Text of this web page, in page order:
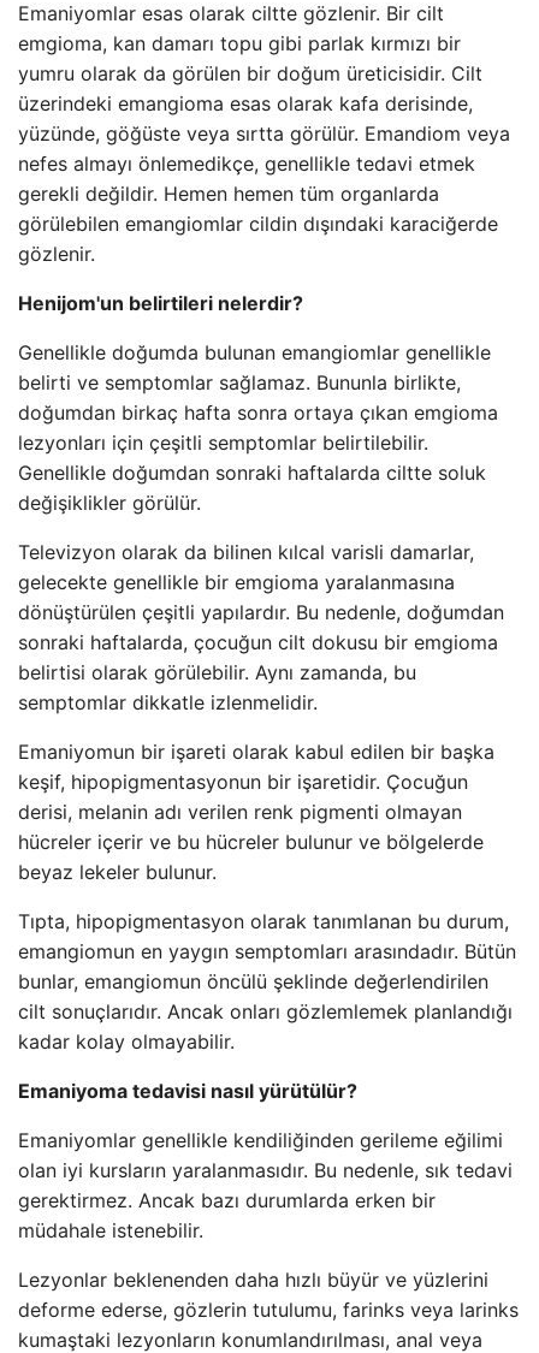
Emaniyomlar esas olarak ciltte gözlenir. Bir cilt
emgioma, kan damarı topu gibi parlak kırmızı bir
yumru olarak da görülen bir doğum üreticisidir. Cilt
üzerindeki emangioma esas olarak kafa derisinde,
yüzünde, göğüste veya sırtta görülür. Emandiom veya
nefes almayı önlemedikçe, genellikle tedavi etmek
gerekli değildir. Hemen hemen tüm organlarda
görülebilen emangiomlar cildin dışındaki karaciğerde
gözlenir.
Henijom'un belirtileri nelerdir?
Genellikle doğumda bulunan emangiomlar genellikle
belirti ve semptomlar sağlamaz. Bununla birlikte,
doğumdan birkaç hafta sonra ortaya çıkan emgioma
lezyonları için çeşitli semptomlar belirtilebilir.
Genellikle doğumdan sonraki haftalarda ciltte soluk
değişiklikler görülür.
Televizyon olarak da bilinen kılcal varisli damarlar,
gelecekte genellikle bir emgioma yaralanmasına
dönüştürülen çeşitli yapılardır. Bu nedenle, doğumdan
sonraki haftalarda, çocuğun cilt dokusu bir emgioma
belirtisi olarak görülebilir. Aynı zamanda, bu
semptomlar dikkatle izlenmelidir.
Emaniyomun bir işareti olarak kabul edilen bir başka
keşif, hipopigmentasyonun bir işaretidir. Çocuğun
derisi, melanin adı verilen renk pigmenti olmayan
hücreler içerir ve bu hücreler bulunur ve bölgelerde
beyaz lekeler bulunur.
Tıpta, hipopigmentasyon olarak tanımlanan bu durum,
emangiomun en yaygın semptomları arasındadır. Bütün
bunlar, emangiomun öncülü şeklinde değerlendirilen
cilt sonuçlarıdır. Ancak onları gözlemlemek planlandığı
kadar kolay olmayabilir.
Emaniyoma tedavisi nasıl yürütülür?
Emaniyomlar genellikle kendiliğinden gerileme eğilimi
olan iyi kursların yaralanmasıdır. Bu nedenle, sık tedavi
gerektirmez. Ancak bazı durumlarda erken bir
müdahale istenebilir.
Lezyonlar beklenenden daha hızlı büyür ve yüzlerini
deforme ederse, gözlerin tutulumu, farinks veya larinks
kumaştaki lezyonların konumlandırılması, anal veya